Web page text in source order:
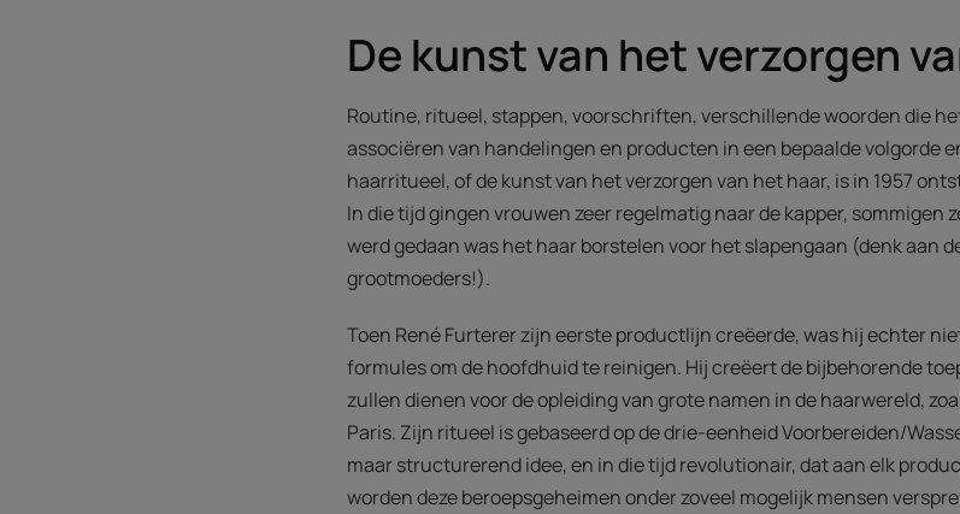
De kunst van het verzorgen
Routine, ritueel, stappen, voorschriften, verschillende woorden die
associëren van handelingen en producten in een bepaalde volgorde
haarritueel, of de kunst van het verzorgen van het haar, is in 1957
In die tijd gingen vrouwen zeer regelmatig naar de kapper, sommigen
werd gedaan was het haar borstelen voor het slapengaan (denk aan
grootmoeders!).
Toen René Furterer zijn eerste productlijn creëerde, was hij echter
formules om de hoofdhuid te reinigen. Hij creëert de bijbehorende
zullen dienen voor de opleiding van grote namen in de haarwereld,
Paris. Zijn ritueel is gebaseerd op de drie-eenheid Voorbereiden/
maar structurerend idee, en in die tijd revolutionair, dat aan elk
worden deze beroepsgeheimen onder zoveel mogelijk mensen